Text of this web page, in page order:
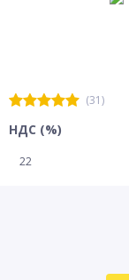
(31)
НДС (%)
22